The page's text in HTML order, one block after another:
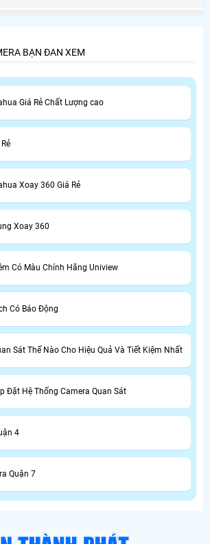
BẠN ĐAN XEM
Giá Rẻ Chất Lượng cao
Xoay 360 Giá Rẻ
Xoay 360
Có Màu Chính Hãng Uniview
Có Báo Động
Sát Thế Nào Cho Hiệu Quả Và Tiết Kiệm Nhất
Đặt Hệ Thống Camera Quan Sát
4
Quận 7